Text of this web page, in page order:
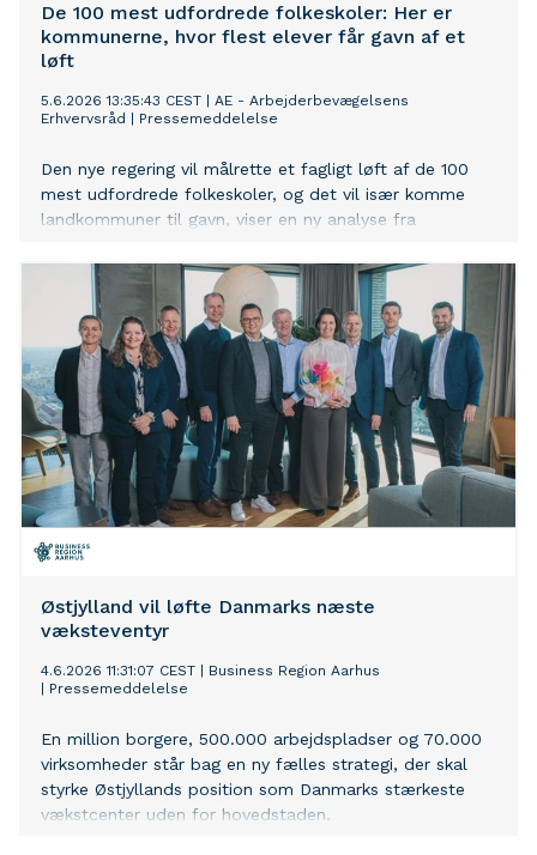
De 100 mest udfordrede folkeskoler: Her er
kommunerne, hvor flest elever får gavn af et
løft
5.6.2026 13:35:43 CEST
AE - Arbejderbevægelsens
Erhvervsråd
Pressemeddelelse
Den nye regering vil målrette et fagligt løft af de 100
mest udfordrede folkeskoler, og det vil især komme
landkommuner til gavn, viser en ny analyse fra
et stort sammenfald mellem områder med mange
faglige udfordringer og områder, hvor der er mange
familier med lave indkomster.
Østjylland vil løfte Danmarks næste
væksteventyr
4.6.2026 11:31:07 CEST
Business Region Aarhus
Pressemeddelelse
En million borgere, 500.000 arbejdspladser og 70.000
virksomheder står bag en ny fælles strategi, der skal
styrke Østjyllands position som Danmarks stærkeste
vækstcenter uden for hovedstaden.